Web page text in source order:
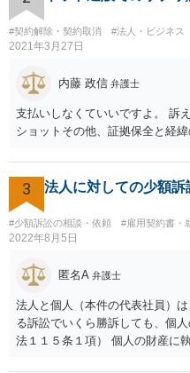
なったとまではいえないかと思
でキャンセルを申し出たとすれ
たといえる可能性は考えられま
婚式場等の施設についても，解
解釈を採った場合，強制力はな
となる外部的要因があったとし
め，安易に請求ができると考え
に全額の請求が不可能となって
当分の報酬の範囲であれば，中
当利得返還請求として，支払い
えない場合，基本的には代理人
確実に認められる事案ではない
わず，協議によって適切な範囲
良いかと思われます。 【③につ
#契約解除・契約取消 #法人・ビジネス
2021年3月27日
内藤 政信 弁護士
支払いしなくていいですよ。 訴
ショットその他、証拠保全と経
3 法人に対しての少額訴
#少額訴訟の相談・依頼 #雇用契約書・
2022年8月5日
匿名A 弁護士
法人と個人（本件の代表社員）
る訴訟でいくら勝訴しても、個
法１１５条１項） 個人の財産に